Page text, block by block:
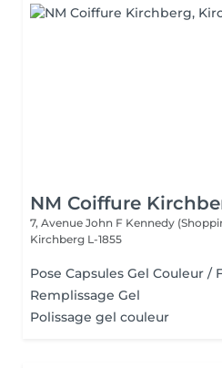
NM Coiffure
7, Avenue John F Kennedy
Kirchberg L-1855
Pose Capsules Gel Couleur /
Remplissage Gel
Polissage gel couleur